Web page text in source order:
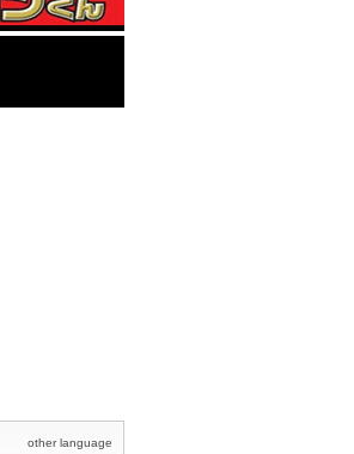
other language